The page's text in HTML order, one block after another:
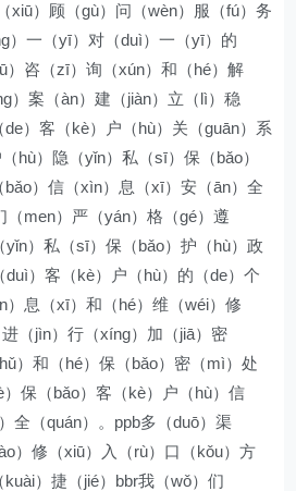
xiū）顾（gù）问（wèn）服（fú）务
）一（yī）对（duì）一（yī）的
）咨（zī）询（xún）和（hé）解
）案（àn）建（jiàn）立（lì）稳
de）客（kè）户（hù）关（guān）系
hù）隐（yǐn）私（sī）保（bǎo）
）信（xìn）息（xī）安（ān）全
（men）严（yán）格（gé）遵
yǐn）私（sī）保（bǎo）护（hù）政
duì）客（kè）户（hù）的（de）个
）息（xī）和（hé）维（wéi）修
进（jìn）行（xíng）加（jiā）密
）和（hé）保（bǎo）密（mì）处
）保（bǎo）客（kè）户（hù）信
全（quán）。ppb多（duō）渠
）修（xiū）入（rù）口（kǒu）方
kuài）捷（jié）bbr我（wǒ）们